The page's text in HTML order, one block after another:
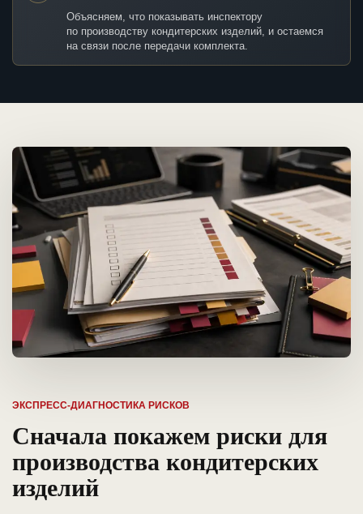
Объясняем, что показывать инспектору
по производству кондитерских изделий, и остаемся
на связи после передачи комплекта.
ЭКСПРЕСС-ДИАГНОСТИКА РИСКОВ
Сначала покажем риски для
производства кондитерских
изделий